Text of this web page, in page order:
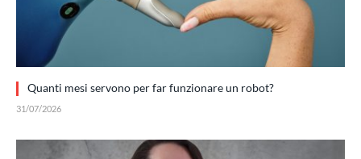
Quanti mesi servono per far funzionare un robot?
31/07/2026